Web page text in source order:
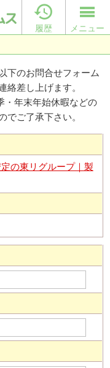

履歴 メニュー
下のお問合せフォーム
絡差し上げます。
・年末年始休暇などの
でご了承下さい。
の東リグループ｜製